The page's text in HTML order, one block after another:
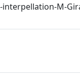
interpellation-M-